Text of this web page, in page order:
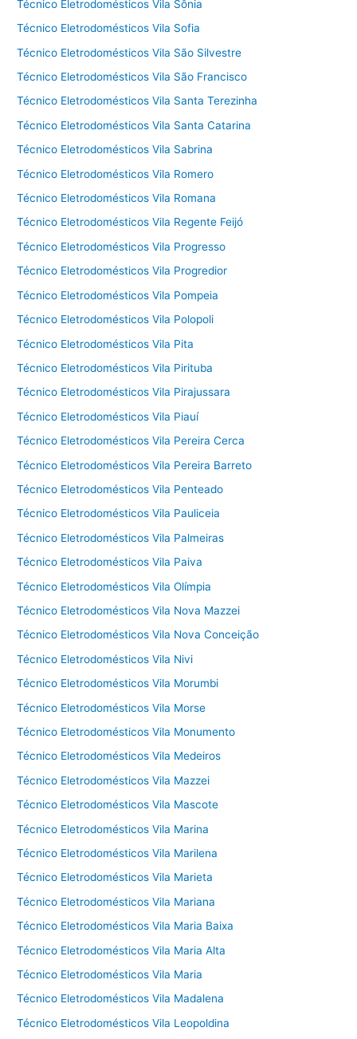
Técnico Eletrodomésticos Vila Sônia
Técnico Eletrodomésticos Vila Sofia
Técnico Eletrodomésticos Vila São Silvestre
Técnico Eletrodomésticos Vila São Francisco
Técnico Eletrodomésticos Vila Santa Terezinha
Técnico Eletrodomésticos Vila Santa Catarina
Técnico Eletrodomésticos Vila Sabrina
Técnico Eletrodomésticos Vila Romero
Técnico Eletrodomésticos Vila Romana
Técnico Eletrodomésticos Vila Regente Feijó
Técnico Eletrodomésticos Vila Progresso
Técnico Eletrodomésticos Vila Progredior
Técnico Eletrodomésticos Vila Pompeia
Técnico Eletrodomésticos Vila Polopoli
Técnico Eletrodomésticos Vila Pita
Técnico Eletrodomésticos Vila Pirituba
Técnico Eletrodomésticos Vila Pirajussara
Técnico Eletrodomésticos Vila Piauí
Técnico Eletrodomésticos Vila Pereira Cerca
Técnico Eletrodomésticos Vila Pereira Barreto
Técnico Eletrodomésticos Vila Penteado
Técnico Eletrodomésticos Vila Pauliceia
Técnico Eletrodomésticos Vila Palmeiras
Técnico Eletrodomésticos Vila Paiva
Técnico Eletrodomésticos Vila Olímpia
Técnico Eletrodomésticos Vila Nova Mazzei
Técnico Eletrodomésticos Vila Nova Conceição
Técnico Eletrodomésticos Vila Nivi
Técnico Eletrodomésticos Vila Morumbi
Técnico Eletrodomésticos Vila Morse
Técnico Eletrodomésticos Vila Monumento
Técnico Eletrodomésticos Vila Medeiros
Técnico Eletrodomésticos Vila Mazzei
Técnico Eletrodomésticos Vila Mascote
Técnico Eletrodomésticos Vila Marina
Técnico Eletrodomésticos Vila Marilena
Técnico Eletrodomésticos Vila Marieta
Técnico Eletrodomésticos Vila Mariana
Técnico Eletrodomésticos Vila Maria Baixa
Técnico Eletrodomésticos Vila Maria Alta
Técnico Eletrodomésticos Vila Maria
Técnico Eletrodomésticos Vila Madalena
Técnico Eletrodomésticos Vila Leopoldina